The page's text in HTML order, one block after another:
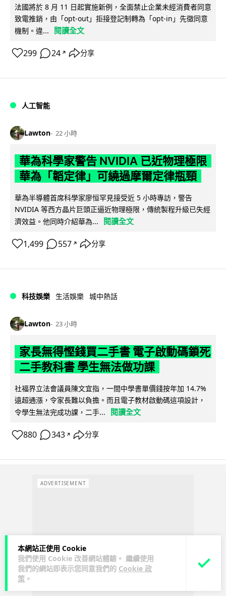
本網站正使用 Cookie
我們使用 Cookie 改善網站體驗。 繼續使用
我們的網站即表示您同意我們的 Cookie 政
策 。
法國將於 8 月 11 日起實施新例，全面禁止企業未經消費者同意
致電推銷，由「opt-out」拒接登記制轉為「opt-in」先徵同意
機制。違...
閱讀全文
299 24 ↗ 分享
人工智能
Lawton 22 小時
華為科學家警告 NVIDIA 已近物理極限
華為「韜定律」可繞過摩爾定律瓶頸
華為半導體首席科學家廖恒罕見接受近 5 小時專訪，警告
NVIDIA 等西方晶片巨頭正逼近物理極限，傳統製程升級已失經
濟效益。他同時介紹華為...
閱讀全文
1,499 557 ↗ 分享
科技娛樂 生活娛樂 城中熱話
Lawton 23 小時
家長無得慳錢買二手書 電子啟動碼鎖死
二手教科書 學生無法做功課
社福界立法會議員陳文宜指，一間中學書單價錢按年加 14.7%
遠超通漲，令家長難以負擔。而且電子教材啟動碼這項設計，
令學生無法完成功課，二手...
閱讀全文
880 343 ↗ 分享
ADVERTISEMENT